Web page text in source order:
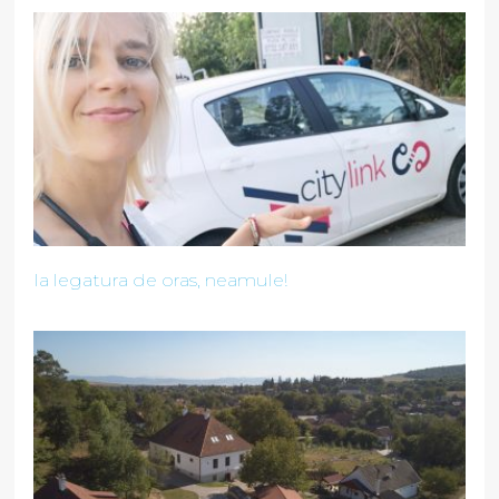
Ia legatura de oras, neamule!